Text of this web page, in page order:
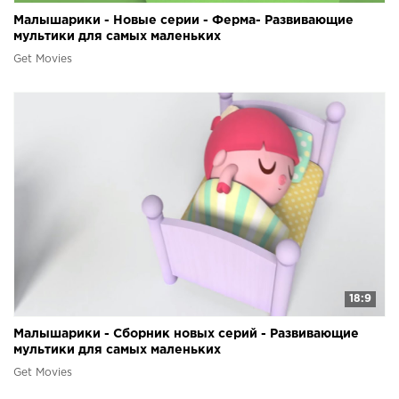
Малышарики - Новые серии - Ферма- Развивающие
мультики для самых маленьких
Get Movies
18:9
Малышарики - Сборник новых серий - Развивающие
мультики для самых маленьких
Get Movies